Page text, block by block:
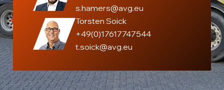
s.hamers@avg.eu
Torsten Soick
+49(0)17617747544
t.soick@avg.eu